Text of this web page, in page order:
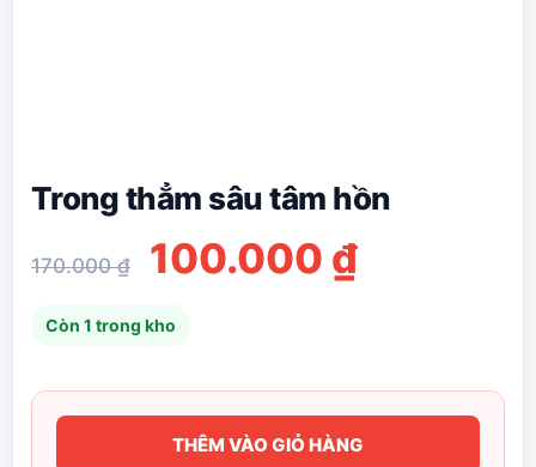
Trong thẳm sâu tâm hồn
170.000₫
Giá
gốc
170.000 ₫.
100.000 ₫Giá
là:
100.000
Còn 1 trong kho
THÊM VÀO GIỎ HÀNG